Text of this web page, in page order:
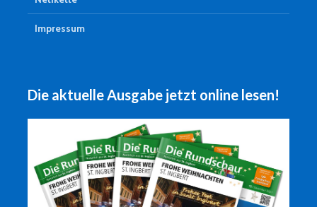
Impressum
Die aktuelle Ausgabe jetzt online lesen!